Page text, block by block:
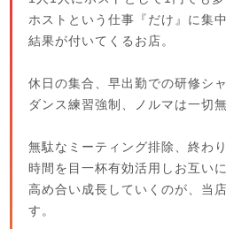
ホストという仕事『だけ』に集中
結果が付いてくるお店。
休日の集合、早出勤での研修シ
ダンス練習強制、ノルマは一切無
無駄なミーティング排除、終わ
時間を目一杯有効活用しお互い
高め合い成長していくのが、当
す。